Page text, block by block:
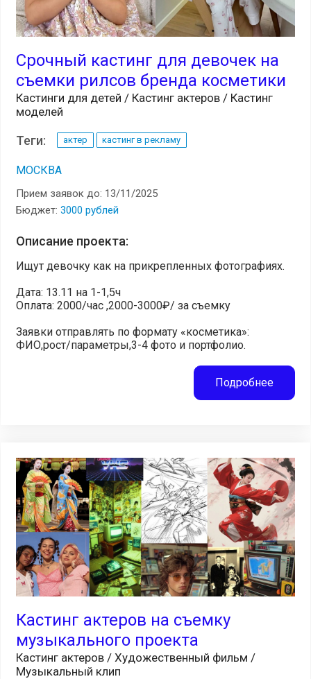
Срочный кастинг для девочек на
съемки рилсов бренда косметики
Кастинги для детей / Кастинг актеров / Кастинг
моделей
Теги: актер кастинг в рекламу
МОСКВА
Прием заявок до: 13/11/2025
Бюджет: 3000 рублей
Описание проекта:
Ищут девочку как на прикрепленных фотографиях.
Дата: 13.11 на 1-1,5ч
Оплата: 2000/час ,2000-3000₽/ за съемку
Заявки отправлять по формату «косметика»:
ФИО,рост/параметры,3-4 фото и портфолио.
Подробнее
Кастинг актеров на съемку
музыкального проекта
Кастинг актеров / Художественный фильм /
Музыкальный клип